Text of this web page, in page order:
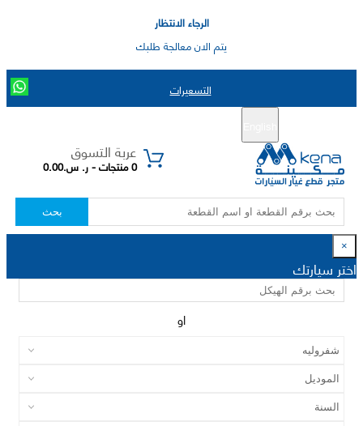
الرجاء الانتظار
يتم الان معالجة طلبك
التسعيرات
عربة التسوق
0 منتجات - ر. س.0.00
بحث
×
اختر سيارتك
او